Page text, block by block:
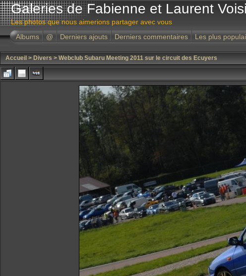
Galeries de Fabienne et Laurent
Les photos que nous aimerions partager avec vous
Albums
@ Derniers ajouts Derniers commentaires Les plus
Accueil > Divers > Webclub Subaru Meeting 2011 sur le circuit des Ecuyers